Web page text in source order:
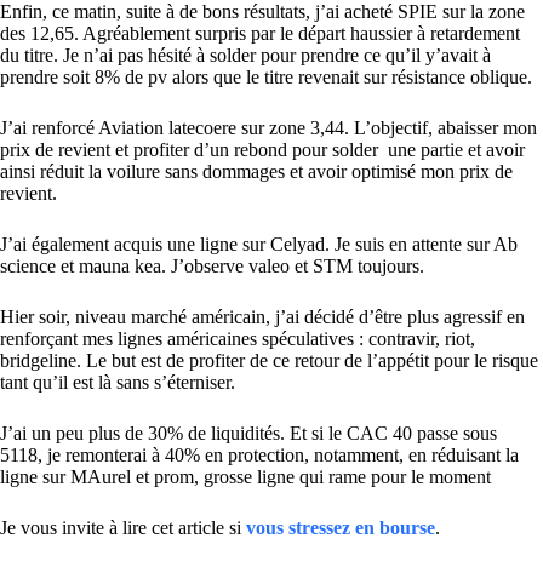
Enfin, ce matin, suite à de bons résultats, j’ai acheté SPIE sur la zone
des 12,65. Agréablement surpris par le départ haussier à retardement
du titre. Je n’ai pas hésité à solder pour prendre ce qu’il y’avait à
prendre soit 8% de pv alors que le titre revenait sur résistance oblique.
J’ai renforcé Aviation latecoere sur zone 3,44. L’objectif, abaisser mon
prix de revient et profiter d’un rebond pour solder une partie et avoir
ainsi réduit la voilure sans dommages et avoir optimisé mon prix de
revient.
J’ai également acquis une ligne sur Celyad. Je suis en attente sur Ab
science et mauna kea. J’observe valeo et STM toujours.
Hier soir, niveau marché américain, j’ai décidé d’être plus agressif en
renforçant mes lignes américaines spéculatives : contravir, riot,
bridgeline. Le but est de profiter de ce retour de l’appétit pour le risque
tant qu’il est là sans s’éterniser.
J’ai un peu plus de 30% de liquidités. Et si le CAC 40 passe sous
5118, je remonterai à 40% en protection, notamment, en réduisant la
ligne sur MAurel et prom, grosse ligne qui rame pour le moment
Je vous invite à lire cet article si vous stressez en bourse.